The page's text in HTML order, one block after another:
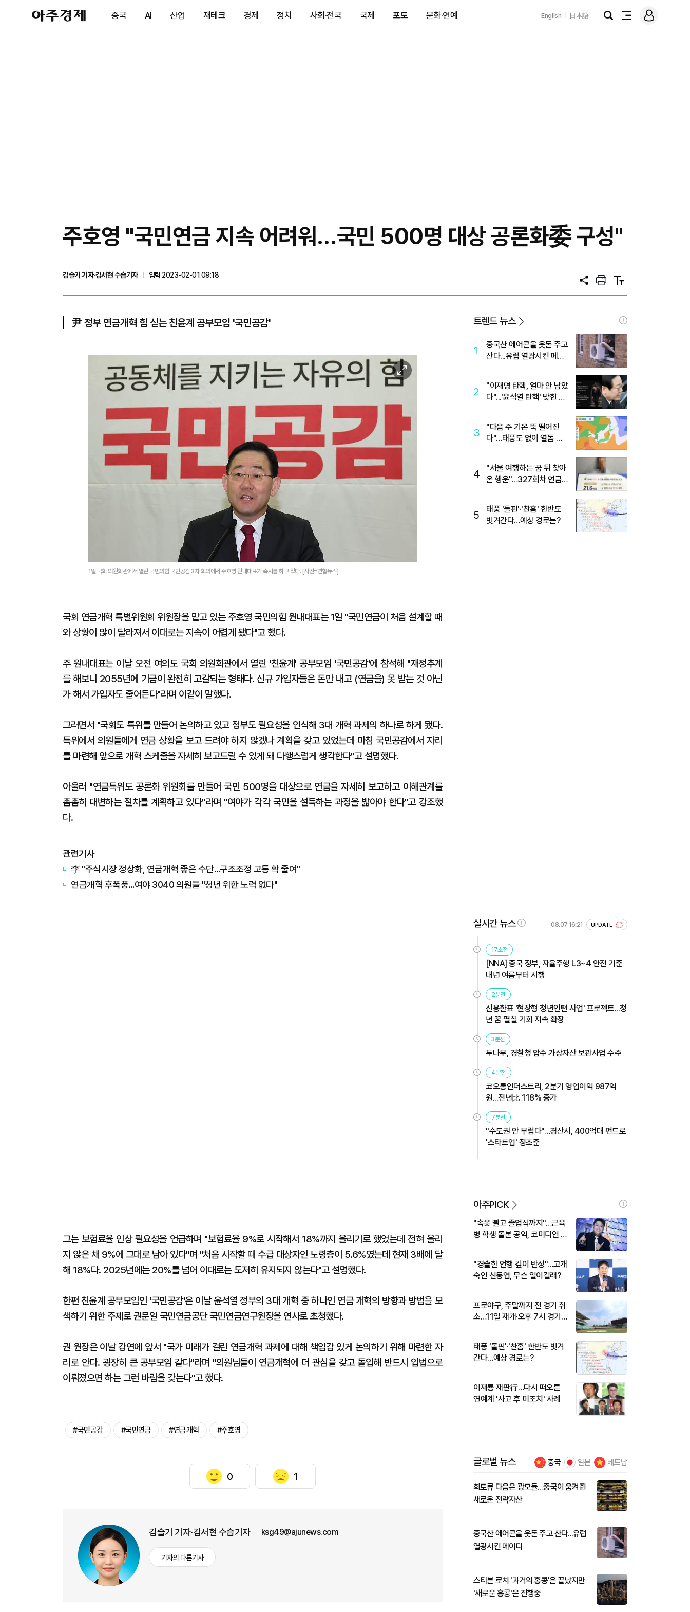
아
주
제
중국 AI 산업 재테크 경제 정치 사회·전국 국제 포토 문화·연예 English 日本語
검
전
메
그
주호영 "국민연금 지속 어려워…국민 500명 대상 공론화委 구성"
김슬기 기자·김서현 수습기자
입력 2023-02-01 09:18
공
프
트
텍
트
尹 정부 연금개혁 힘 싣는 친윤계 공부모임 '국민공감'
이
미
1일 국회 의원회관에서 열린 국민의힘 국민공감 3차 회의에서 주호영 원내대표가 축사를 하고 있다. [사진=연합뉴스]
국회 연금개혁 특별위원회 위원장을 맡고 있는 주호영 국민의힘 원내대표는 1일 "국민연금이 처음 설계할 때
와 상황이 많이 달라져서 이대로는 지속이 어렵게 됐다"고 했다.
주 원내대표는 이날 오전 여의도 국회 의원회관에서 열린 '친윤계' 공부모임 '국민공감'에 참석해 "재정추계
를 해보니 2055년에 기금이 완전히 고갈되는 형태다. 신규 가입자들은 돈만 내고 (연금을) 못 받는 것 아닌
가 해서 가입자도 줄어든다"라며 이같이 말했다.
그러면서 "국회도 특위를 만들어 논의하고 있고 정부도 필요성을 인식해 3대 개혁 과제의 하나로 하게 됐다.
특위에서 의원들에게 연금 상황을 보고 드려야 하지 않겠나 계획을 갖고 있었는데 마침 국민공감에서 자리
를 마련해 앞으로 개혁 스케줄을 자세히 보고드릴 수 있게 돼 다행스럽게 생각한다"고 설명했다.
아울러 "연금특위도 공론화 위원회를 만들어 국민 500명을 대상으로 연금을 자세히 보고하고 이해관계를
촘촘히 대변하는 절차를 계획하고 있다"라며 "여야가 각각 국민을 설득하는 과정을 밟아야 한다"고 강조했
다.
관련기사
李 "주식시장 정상화, 연금개혁 좋은 수단…구조조정 고통 확 줄여"
연금개혁 후폭풍…여야 3040 의원들 "청년 위한 노력 없다"
그는 보험료율 인상 필요성을 언급하며 "보험료율 9%로 시작해서 18%까지 올리기로 했었는데 전혀 올리
지 않은 채 9%에 그대로 남아 있다"며 "처음 시작할 때 수급 대상자인 노령층이 5.6%였는데 현재 3배에 달
해 18%다. 2025년에는 20%를 넘어 이대로는 도저히 유지되지 않는다"고 설명했다.
한편 친윤계 공부모임인 '국민공감'은 이날 윤석열 정부의 3대 개혁 중 하나인 연금 개혁의 방향과 방법을 모
색하기 위한 주제로 권문일 국민연금공단 국민연금연구원장을 연사로 초청했다.
권 원장은 이날 강연에 앞서 "국가 미래가 걸린 연금개혁 과제에 대해 책임감 있게 논의하기 위해 마련한 자
리로 안다. 굉장히 큰 공부모임 같다"라며 "의원님들이 연금개혁에 더 관심을 갖고 돌입해 반드시 입법으로
이뤄졌으면 하는 그런 바람을 갖는다"고 했다.
#국민공감 #국민연금 #연금개혁 #주호영
0 1
김슬기 기자·김서현 수습기자 ksg49@ajunews.com
기자의 다른기사
트렌드 뉴스
1
중국산 에어콘을 웃돈 주고
산다...유럽 열광시킨 메이
2
"이재명 탄핵, 얼마 안 남았
다"...'윤석열 탄핵' 맞힌 무
3
"다음 주 기온 뚝 떨어진
다"…태풍도 없이 열돔 박
4
"서울 여행하는 꿈 뒤 찾아
온 행운"…327회차 연금
5
태풍 '돌핀'·'찬홈' 한반도
빗겨간다…예상 경로는?
실시간 뉴스 08.07 16:21 UPDATE
17초전
[NNA] 중국 정부, 자율주행 L3~4 안전 기준
내년 여름부터 시행
2분전
신용한표 '현장형 청년인턴 사업' 프로젝트...청
년 꿈 펼칠 기회 지속 확장
3분전
두나무, 경찰청 압수 가상자산 보관사업 수주
4분전
코오롱인더스트리, 2분기 영업이익 987억
원...전년比 118% 증가
7분전
"수도권 안 부럽다"…경산시, 400억대 펀드로
'스타트업' 정조준
아주PICK
"속옷 빨고 졸업식까지"…근육
병 학생 돌본 공익, 코미디언 김
"경솔한 언행 깊이 반성"…고개
숙인 신동엽, 무슨 일이길래?
프로야구, 주말까지 전 경기 취
소…11일 재개·오후 7시 경기
태풍 '돌핀'·'찬홈' 한반도 빗겨
간다…예상 경로는?
이재룡 재판行…다시 떠오른
연예계 '사고 후 미조치' 사례
글로벌 뉴스 중국 일본 베트남
희토류 다음은 광모듈…중국이 움켜쥔
새로운 전략자산
중국산 에어콘을 웃돈 주고 산다...유럽
열광시킨 메이디
스티븐 로치 '과거의 홍콩'은 끝났지만
'새로운 홍콩'은 진행중